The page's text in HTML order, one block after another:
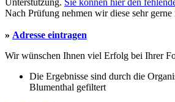
Unterstützung. Sie können hier den
Nach Prüfung nehmen wir diese sehr
» Adresse eintragen
Wir wünschen Ihnen viel Erfolg bei Ihrer
Die Ergebnisse sind durch die
Blumenthal gefiltert